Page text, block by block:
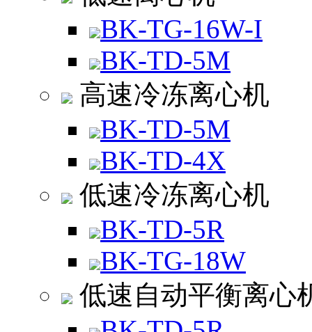
BK-TG-16W-I
BK-TD-5M
高速冷冻离心机
BK-TD-5M
BK-TD-4X
低速冷冻离心机
BK-TD-5R
BK-TG-18W
低速自动平衡离心